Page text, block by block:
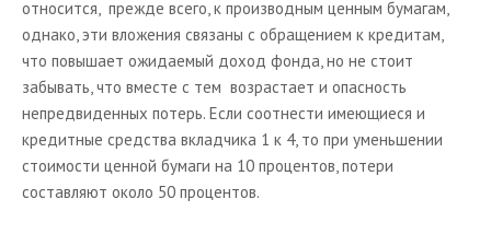
относится, прежде всего, к производным ценным бумагам,
однако, эти вложения связаны с обращением к кредитам,
что повышает ожидаемый доход фонда, но не стоит
забывать, что вместе с тем возрастает и опасность
непредвиденных потерь. Если соотнести имеющиеся и
кредитные средства вкладчика 1 к 4, то при уменьшении
стоимости ценной бумаги на 10 процентов, потери
составляют около 50 процентов.